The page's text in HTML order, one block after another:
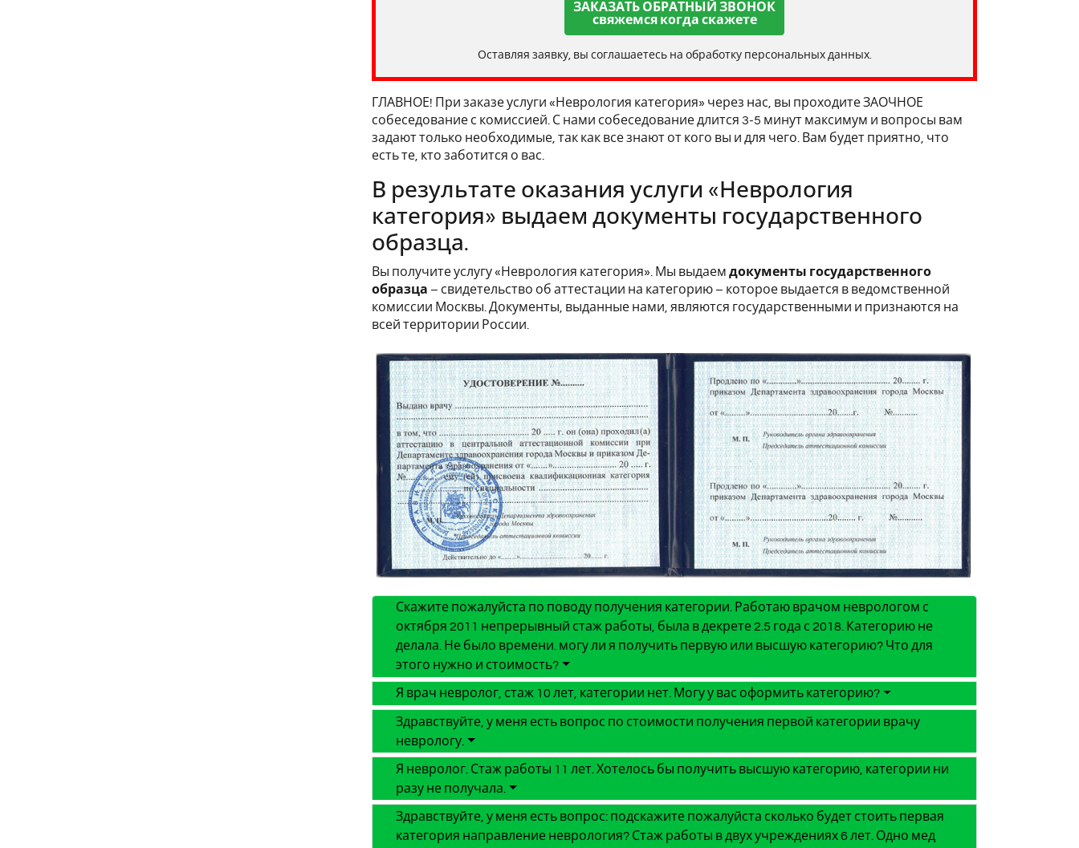
ЗАКАЗАТЬ ОБРАТНЫЙ ЗВОНОК
свяжемся когда скажете
Оставляя заявку, вы соглашаетесь на обработку персональных данных.
ГЛАВНОЕ! При заказе услуги «Неврология категория» через нас, вы проходите ЗАОЧНОЕ
собеседование с комиссией. С нами собеседование длится 3-5 минут максимум и вопросы вам
задают только необходимые, так как все знают от кого вы и для чего. Вам будет приятно, что
есть те, кто заботится о вас.
В результате оказания услуги «Неврология
категория» выдаем документы государственного
образца.
Вы получите услугу «Неврология категория». Мы выдаем документы государственного
образца – свидетельство об аттестации на категорию – которое выдается в ведомственной
комиссии Москвы. Документы, выданные нами, являются государственными и признаются на
всей территории России.
Скажите пожалуйста по поводу получения категории. Работаю врачом неврологом с
октября 2011 непрерывный стаж работы, была в декрете 2.5 года с 2018. Категорию не
делала. Не было времени. могу ли я получить первую или высшую категорию? Что для
этого нужно и стоимость?
Я врач невролог, стаж 10 лет, категории нет. Могу у вас оформить категорию?
Здравствуйте, у меня есть вопрос по стоимости получения первой категории врачу
неврологу.
Я невролог. Стаж работы 11 лет. Хотелось бы получить высшую категорию, категории ни
разу не получала.
Здравствуйте, у меня есть вопрос: подскажите пожалуйста сколько будет стоить первая
категория направление неврология? Стаж работы в двух учреждениях 6 лет. Одно мед